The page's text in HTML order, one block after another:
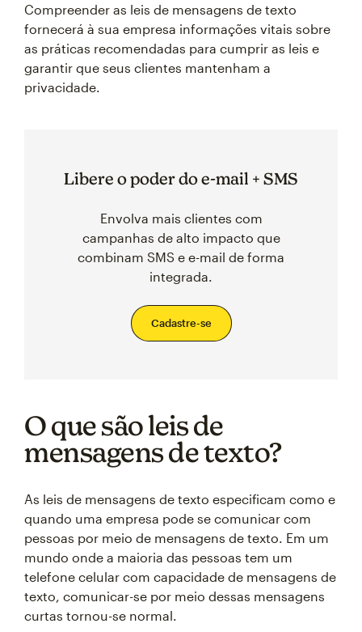
Compreender as leis de mensagens de texto
fornecerá à sua empresa informações vitais sobre
as práticas recomendadas para cumprir as leis e
garantir que seus clientes mantenham a
privacidade.
Libere o poder do e-mail + SMS
Envolva mais clientes com
campanhas de alto impacto que
combinam SMS e e-mail de forma
integrada.
Cadastre-se
O que são leis de
mensagens de texto?
As leis de mensagens de texto especificam como e
quando uma empresa pode se comunicar com
pessoas por meio de mensagens de texto. Em um
mundo onde a maioria das pessoas tem um
telefone celular com capacidade de mensagens de
texto, comunicar-se por meio dessas mensagens
curtas tornou-se normal.